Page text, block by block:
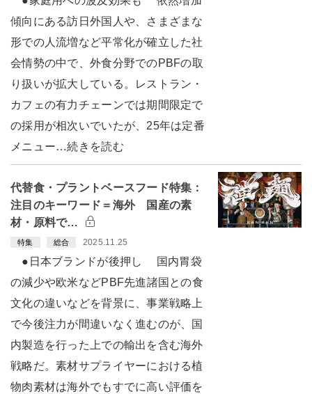
傾向にある訪日外国人や、さまざまな
形での人流増など平常化が確立した社
会情勢の中で、外食分野でのPBFの取
り扱いが拡大している。レストラン・
カフェの有力チェーンでは期間限定で
の採用が相次いでいたが、25年は定番
メニュー…続きを読む
代替食・プラントベースフード特集：
注目のキーワード＝海外 国産の素
材・原料で…
特集 総合 2025.11.25
●日本ブランドが後押し 国内胃袋
の減少や欧米などPBF先進諸国との食
文化の違いなどを背景に、事業戦略上
で今後注力が間違いなく進むのが、国
内製造を行った上での輸出を含む海外
戦略だ。素材サプライヤーにおける植
物肉素材は海外でもすでに高い評価を